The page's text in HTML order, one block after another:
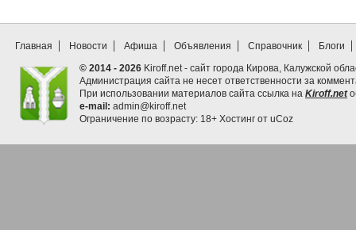
Главная Новости Афиша Объявления Справочник
Блоги
© 2014 - 2026 Kiroff.net - сайт города Кирова, Калужской
Администрация сайта не несет ответственности за
При использовании материалов сайта ссылка на Kiroff.net
e-mail: admin@kiroff.net
Ограничение по возрасту: 18+ Хостинг от uCoz